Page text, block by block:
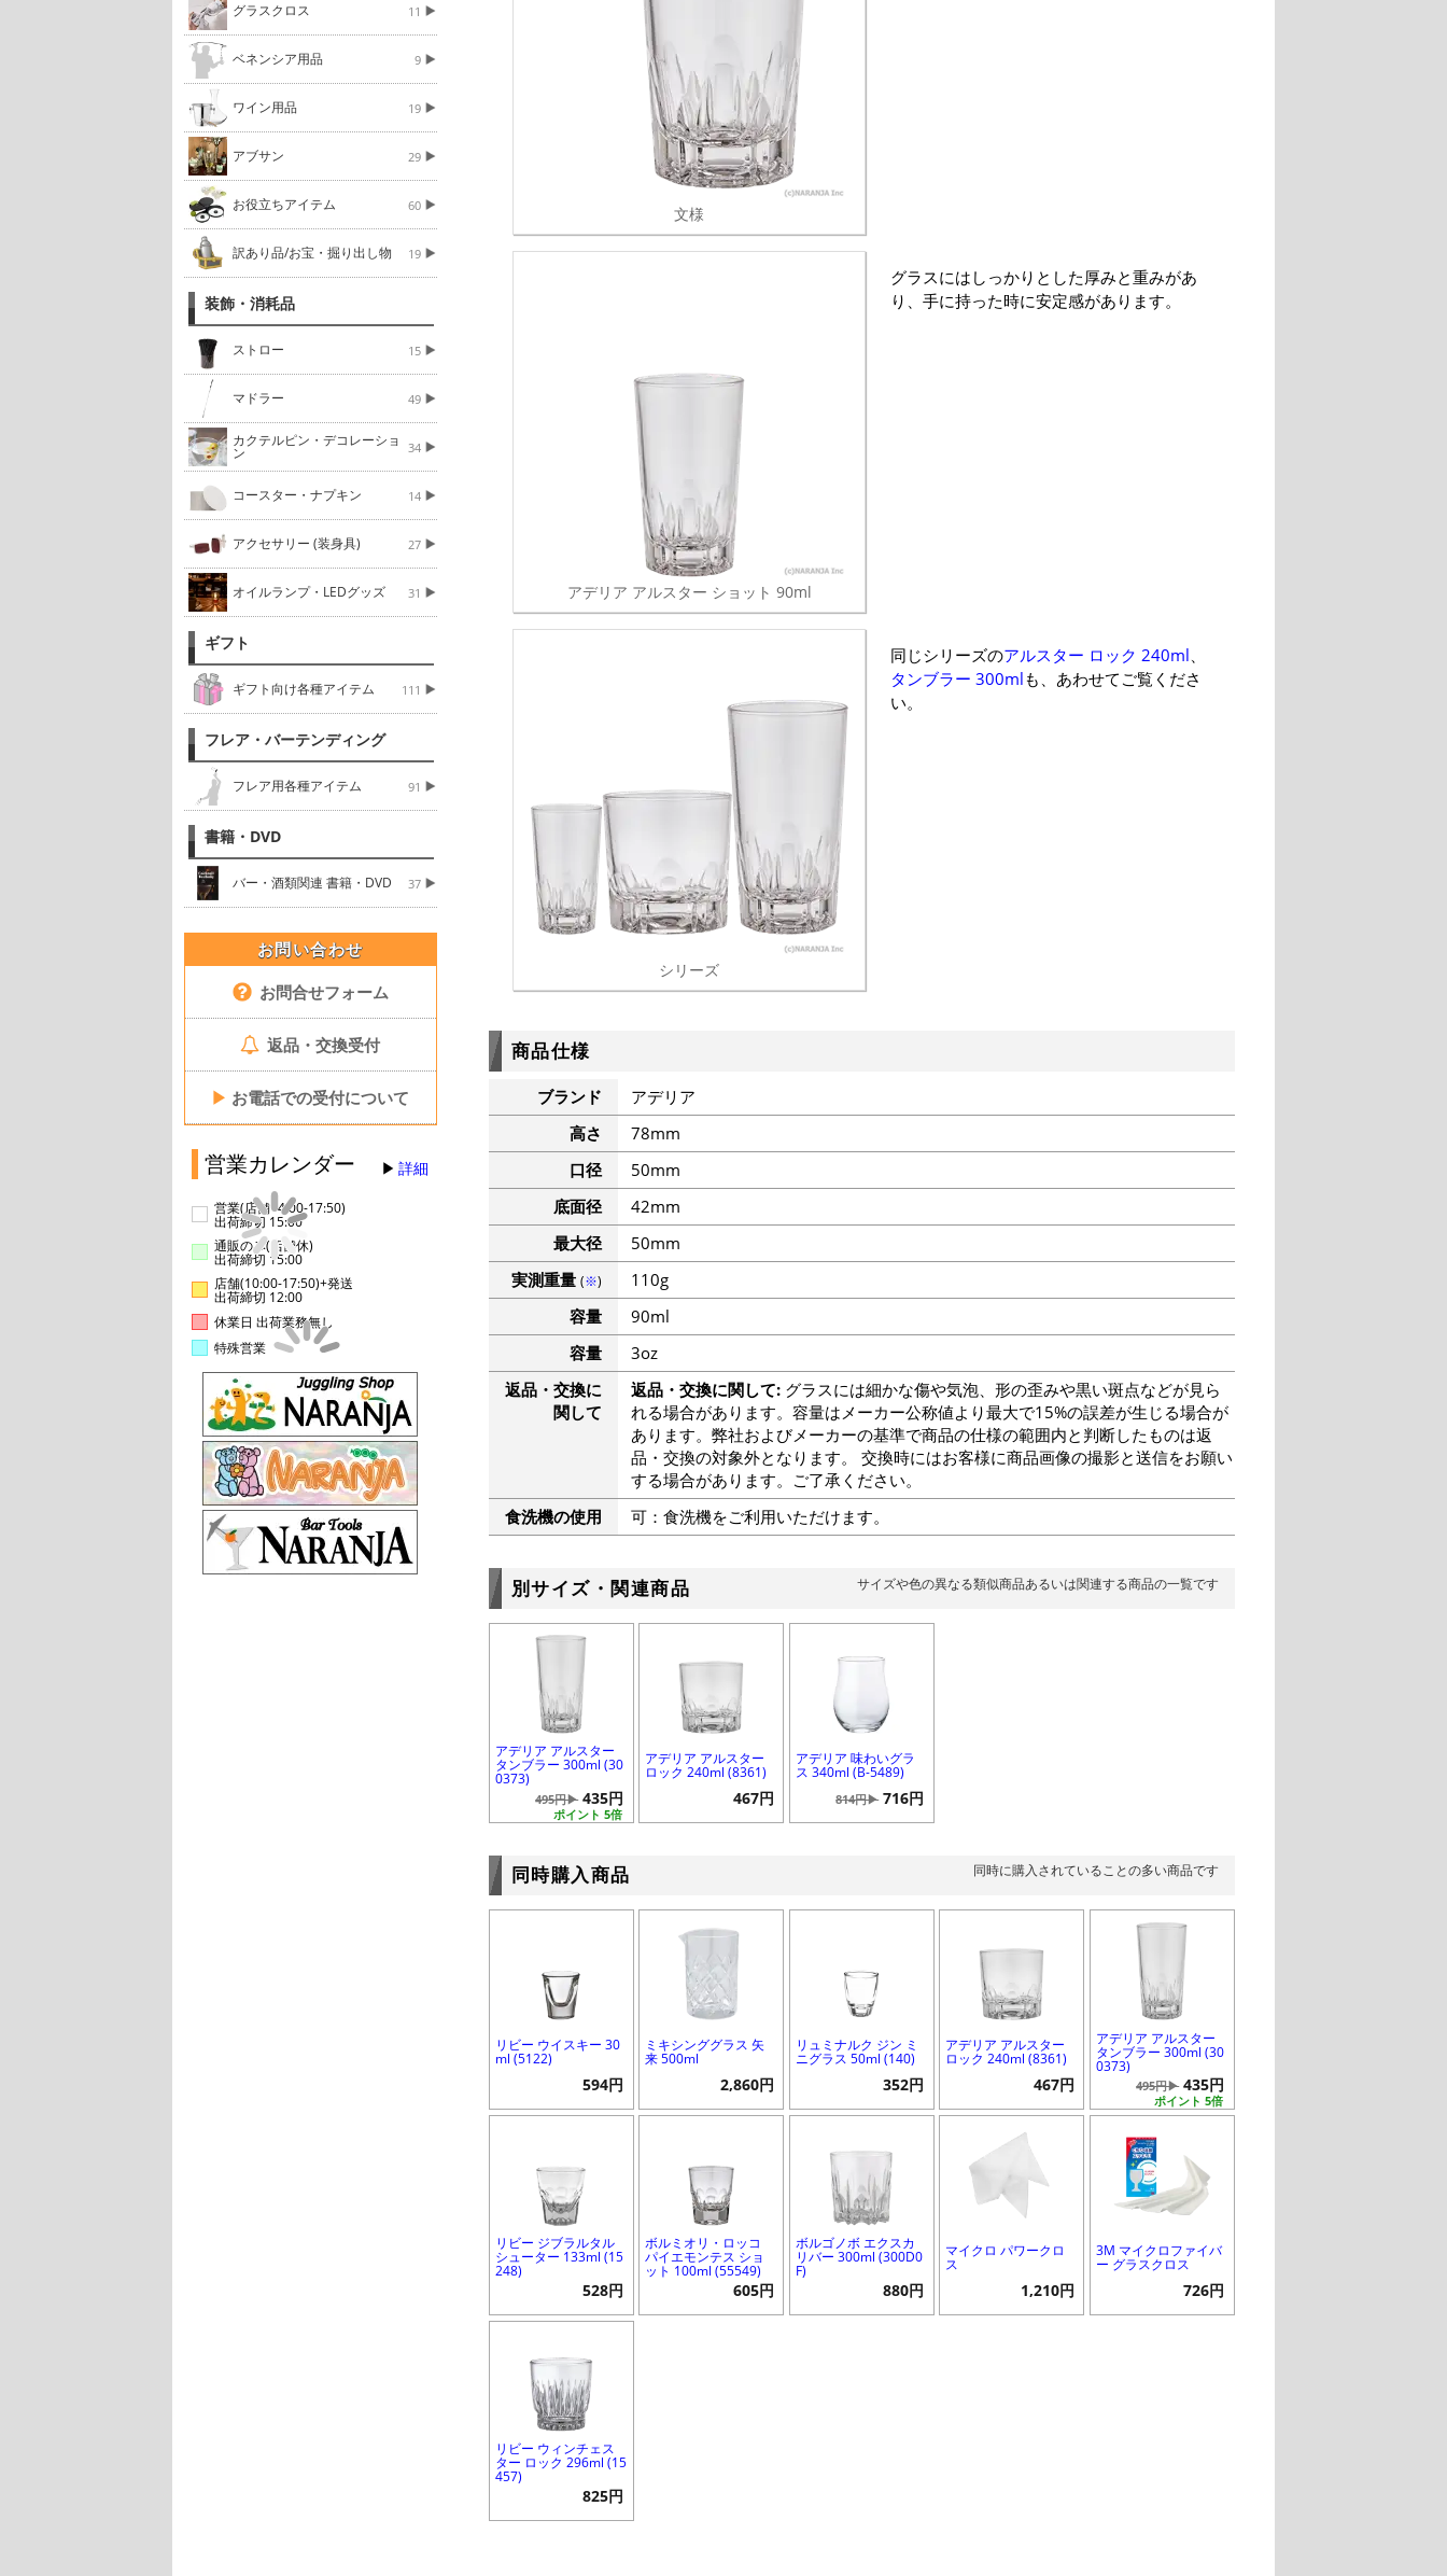
グラスクロス 11
ベネンシア用品 9
ワイン用品 19
アブサン 29
お役立ちアイテム 60
訳あり品/お宝・掘り出し物 19
装飾・消耗品
ストロー 15
マドラー 49
カクテルピン・デコレーショ
ン 34
コースター・ナプキン 14
アクセサリー (装身具) 27
オイルランプ・LEDグッズ 31
ギフト
ギフト向け各種アイテム 111
フレア・バーテンディング
フレア用各種アイテム 91
書籍・DVD
バー・酒類関連 書籍・DVD 37
お問い合わせ
お問合せフォーム
返品・交換受付
▶ お電話での受付について
営業カレンダー 詳細
営業(店舗14:00-17:50)
出荷締切 15:00
通販のみ(店舗休)
出荷締切 15:00
店舗(10:00-17:50)+発送
出荷締切 12:00
休業日 出荷業務無し
特殊営業
文様
アデリア アルスター ショット 90ml
グラスにはしっかりとした厚みと重みがあ
り、手に持った時に安定感があります。
シリーズ
同じシリーズのアルスター ロック 240ml、
タンブラー 300mlも、あわせてご覧くださ
い。
商品仕様
ブランド
アデリア
高さ
78mm
口径
50mm
底面径
42mm
最大径
50mm
実測重量 (※)
110g
容量
90ml
容量
3oz
返品・交換に
関して
返品・交換に関して:グラスには細かな傷や気泡、形の歪みや黒い斑点などが見ら
れる場合があります。容量はメーカー公称値より最大で15%の誤差が生じる場合が
あります。弊社およびメーカーの基準で商品の仕様の範囲内と判断したものは返
品・交換の対象外となります。 交換時にはお客様に商品画像の撮影と送信をお願い
する場合があります。ご了承ください。
食洗機の使用
可：食洗機をご利用いただけます。
別サイズ・関連商品 サイズや色の異なる類似商品あるいは関連する商品の一覧です
アデリア アルスター
タンブラー 300ml (30
0373)
ポイント 5倍
495円▶ 435円
アデリア アルスター
ロック 240ml (8361)
467円
アデリア 味わいグラ
ス 340ml (B-5489)
814円▶ 716円
同時購入商品 同時に購入されていることの多い商品です
リビー ウイスキー 30
ml (5122)
594円
ミキシンググラス 矢
来 500ml
2,860円
リュミナルク ジン ミ
ニグラス 50ml (140)
352円
アデリア アルスター
ロック 240ml (8361)
467円
アデリア アルスター
タンブラー 300ml (30
0373)
ポイント 5倍
495円▶ 435円
リビー ジブラルタル
シューター 133ml (15
248)
528円
ボルミオリ・ロッコ
パイエモンテス ショ
ット 100ml (55549)
605円
ボルゴノボ エクスカ
リバー 300ml (300D0
F)
880円
マイクロ パワークロ
ス
1,210円
3M マイクロファイバ
ー グラスクロス
726円
リビー ウィンチェス
ター ロック 296ml (15
457)
825円